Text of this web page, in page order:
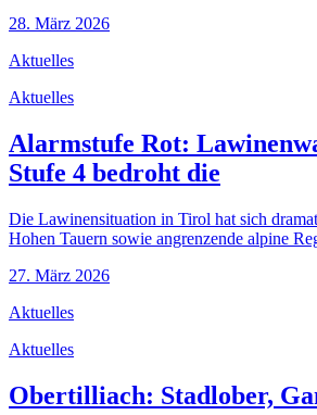
28. März 2026
Aktuelles
Aktuelles
Alarmstufe Rot:
Stufe 4 bedroht die
Die Lawinensituation in Tirol hat sich
Hohen Tauern sowie angrenzende alpine
27. März 2026
Aktuelles
Aktuelles
Obertilliach: Stadlober,